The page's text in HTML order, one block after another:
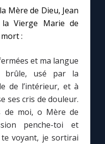
Mère de Dieu, Jean
Vierge Marie de
mort :
et ma langue
usé par la
de l’intérieur, et à
ses cris de douleur.
de moi, o Mère de
penche-toi et
voyant, je sortirai